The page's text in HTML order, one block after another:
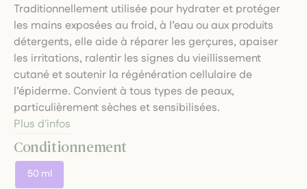
Traditionnellement utilisée pour hydrater et protéger
les mains exposées au froid, à l’eau ou aux produits
détergents, elle aide à réparer les gerçures, apaiser
les irritations, ralentir les signes du vieillissement
cutané et soutenir la régénération cellulaire de
l’épiderme. Convient à tous types de peaux,
particulièrement sèches et sensibilisées.
Plus d'infos
Conditionnement
50 ml